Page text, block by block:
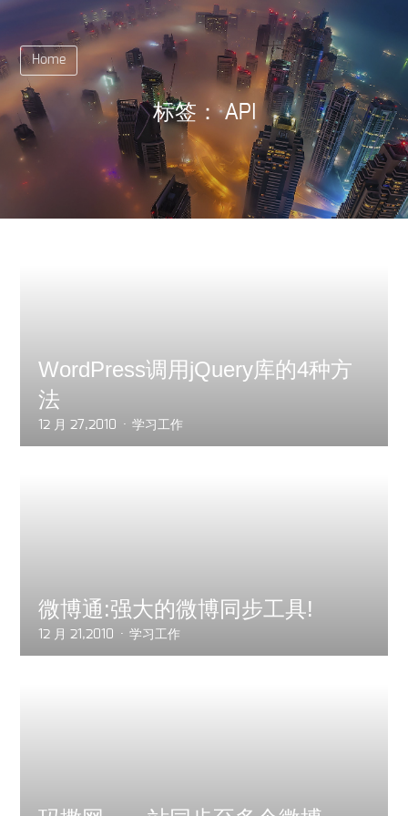
Home
标签：API
WordPress调用jQuery库的4种方
法
12 月 27,2010 学习工作
微博通:强大的微博同步工具!
12 月 21,2010 学习工作